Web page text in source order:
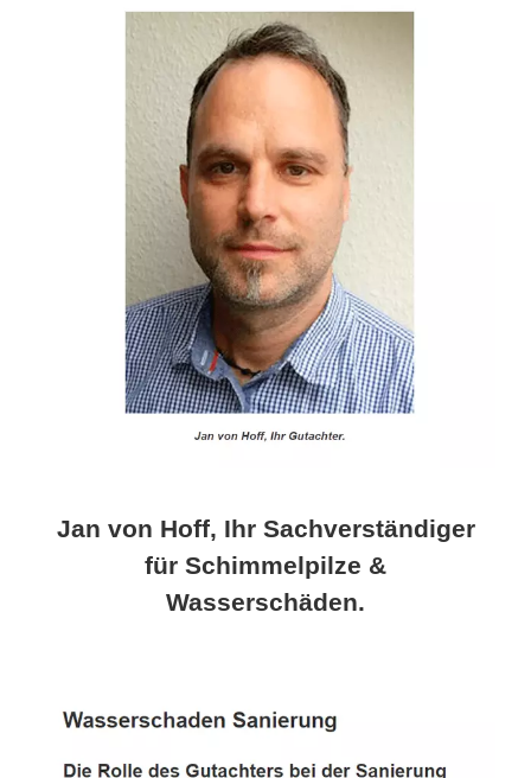
Jan von Hoff, Ihr Sachverständiger
für Schimmelpilze &
Wasserschäden.